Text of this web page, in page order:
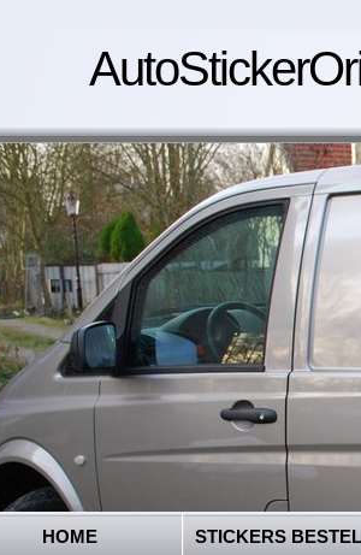
HOME STICKERS